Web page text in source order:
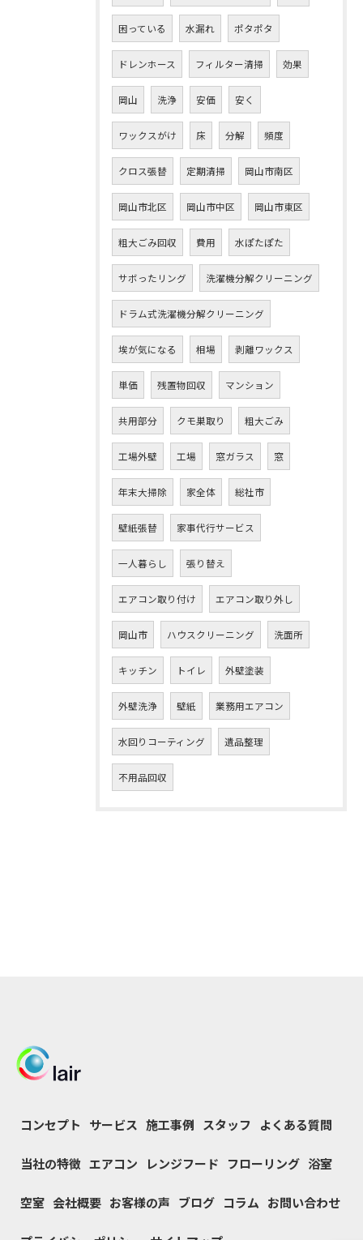
困っている 水漏れ ポタポタ
ドレンホース フィルター清掃 効果
岡山 洗浄 安価 安く
ワックスがけ 床 分解 頻度
クロス張替 定期清掃 岡山市南区
岡山市北区 岡山市中区 岡山市東区
粗大ごみ回収 費用 水ぽたぽた
サボったリング 洗濯機分解クリーニング
ドラム式洗濯機分解クリーニング
埃が気になる 相場 剥離ワックス
単価 残置物回収 マンション
共用部分 クモ巣取り 粗大ごみ
工場外壁 工場 窓ガラス 窓
年末大掃除 家全体 総社市
壁紙張替 家事代行サービス
一人暮らし 張り替え
エアコン取り付け エアコン取り外し
岡山市 ハウスクリーニング 洗面所
キッチン トイレ 外壁塗装
外壁洗浄 壁紙 業務用エアコン
水回りコーティング 遺品整理
不用品回収
コンセプト サービス 施工事例 スタッフ よくある質問
当社の特徴 エアコン レンジフード フローリング 浴室
空室 会社概要 お客様の声 ブログ コラム お問い合わせ